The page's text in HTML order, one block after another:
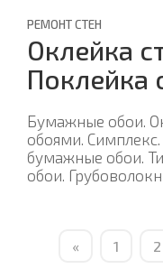
РЕМОНТ СТЕН
Оклейка
Поклейка
Бумажные обои.
обоями.
бумажные обои.
обои.
« 1 2